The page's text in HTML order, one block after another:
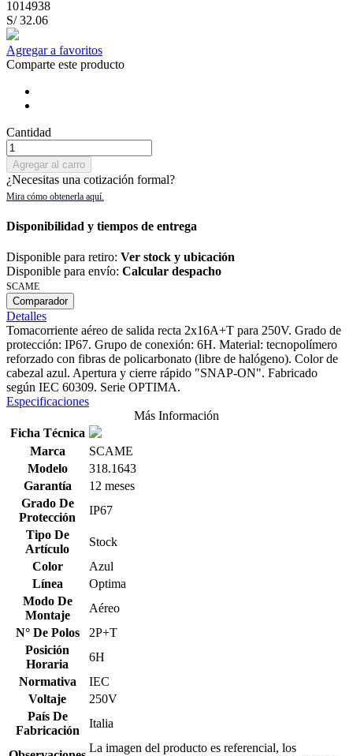
1014938
S/ 32.06
Agregar a favoritos
Comparte este producto
Cantidad
Agregar al carro
¿Necesitas una cotización formal?
Disponibilidad y tiempos de entrega
Disponible para retiro: Ver stock y ubicación
Disponible para envío: Calcular despacho
SCAME
Comparador
Detalles
Tomacorriente aéreo de salida recta 2x16A+T para 250V. Grado de
protección: IP67. Grupo de conexión: 6H. Material: tecnopolímero
reforzado con fibras de policarbonato (libre de halógeno). Color de
cabezal azul. Apertura y cierre rápido "SNAP-ON". Fabricado
según IEC 60309. Serie OPTIMA.
Especificaciones
Más Información
Ficha Técnica
Marca
SCAME
Modelo
318.1643
Garantía
12 meses
Grado De
Protección
IP67
Tipo De
Artículo
Stock
Color
Azul
Línea
Optima
Modo De
Montaje
Aéreo
N° De Polos
2P+T
Posición
Horaria
6H
Normativa
IEC
Voltaje
250V
País De
Fabricación
Italia
La imagen del producto es referencial, los